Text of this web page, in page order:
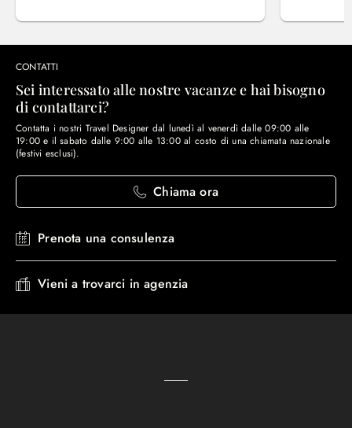
CONTATTI
Sei interessato alle nostre vacanze e hai bisogno
di contattarci?
Contatta i nostri Travel Designer dal lunedì al venerdì dalle 09:00 alle
19:00 e il sabato dalle 9:00 alle 13:00 al costo di una chiamata nazionale
(festivi esclusi).
Chiama ora
Prenota una consulenza
Vieni a trovarci in agenzia